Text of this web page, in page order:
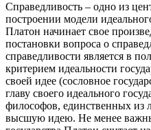
Справедливость – одно из
построении модели
Платон начинает свое
постановки вопроса о
справедливости является в
критерием идеальности
своей идее (сословное
главу своего идеального
философов, единственных из
высшую идею. Не менее